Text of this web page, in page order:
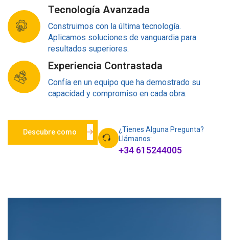
Tecnología Avanzada
Construimos con la última tecnología.
Aplicamos soluciones de vanguardia para
resultados superiores.
Experiencia Contrastada
Confía en un equipo que ha demostrado su
capacidad y compromiso en cada obra.
Descubre como
¿Tienes Alguna Pregunta?
Llámanos:
+34 615244005